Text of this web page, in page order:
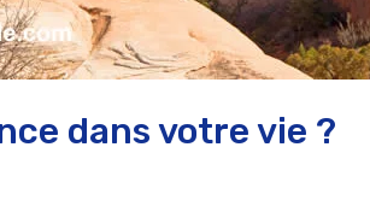
dans votre vie ?